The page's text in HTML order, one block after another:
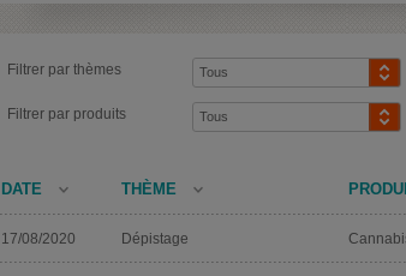
Filtrer par thèmes
Filtrer par produits
DATE THÈME
17/08/2020 Dépistage